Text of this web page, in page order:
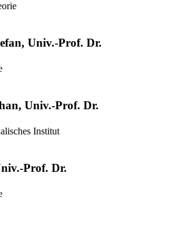
Univ.-Prof. Dr.
Univ.-Prof. Dr.
Institut
Prof. Dr.